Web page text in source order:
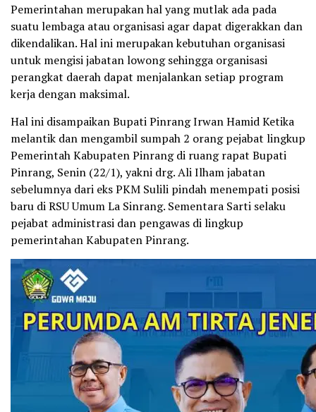
Pemerintahan merupakan hal yang mutlak ada pada
suatu lembaga atau organisasi agar dapat digerakkan dan
dikendalikan. Hal ini merupakan kebutuhan organisasi
untuk mengisi jabatan lowong sehingga organisasi
perangkat daerah dapat menjalankan setiap program
kerja dengan maksimal.
Hal ini disampaikan Bupati Pinrang Irwan Hamid Ketika
melantik dan mengambil sumpah 2 orang pejabat lingkup
Pemerintah Kabupaten Pinrang di ruang rapat Bupati
Pinrang, Senin (22/1), yakni drg. Ali Ilham jabatan
sebelumnya dari eks PKM Sulili pindah menempati posisi
baru di RSU Umum La Sinrang. Sementara Sarti selaku
pejabat administrasi dan pengawas di lingkup
pemerintahan Kabupaten Pinrang.